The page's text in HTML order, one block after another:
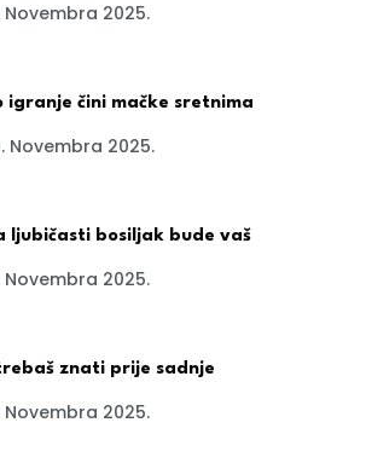
Novembra 2025.
igranje čini mačke sretnima
Novembra 2025.
ljubičasti bosiljak bude vaš
Novembra 2025.
znati prije sadnje
Novembra 2025.